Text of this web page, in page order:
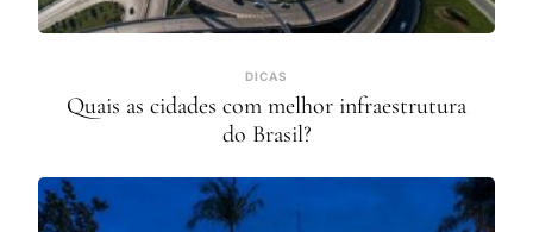
DICAS
Quais as cidades com melhor infraestrutura
do Brasil?